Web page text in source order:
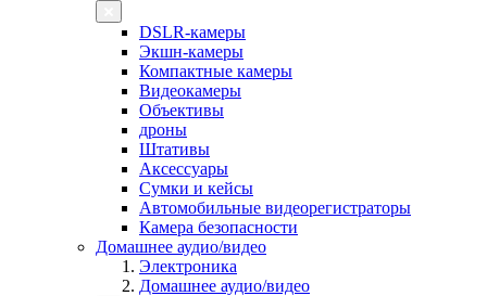
DSLR-камеры
Экшн-камеры
Компактные камеры
Видеокамеры
Объективы
дроны
Штативы
Аксессуары
Сумки и кейсы
Автомобильные видеорегистраторы
Камера безопасности
Домашнее аудио/видео
Электроника
Домашнее аудио/видео